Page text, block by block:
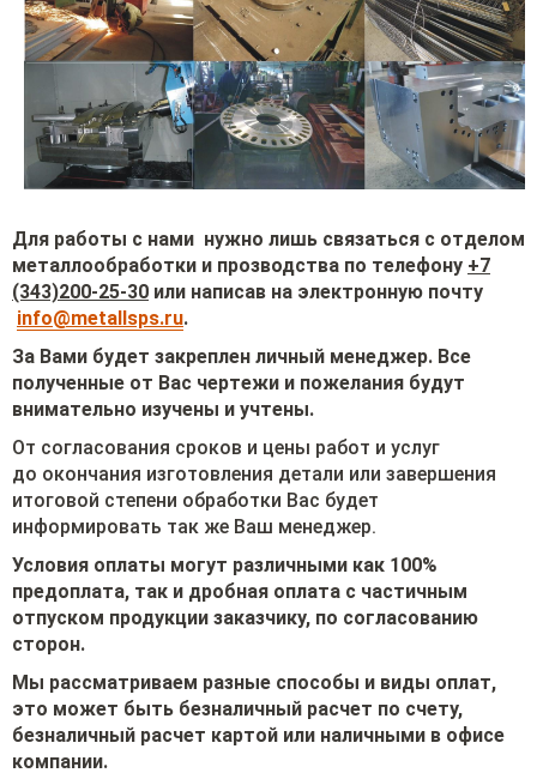
Для работы с нами нужно лишь связаться с отделом
металлообработки и прозводства по телефону +7
(343)200-25-30 или написав на электронную почту
info@metallsps.ru.
За Вами будет закреплен личный менеджер. Все
полученные от Вас чертежи и пожелания будут
внимательно изучены и учтены.
От согласования сроков и цены работ и услуг
до окончания изготовления детали или завершения
итоговой степени обработки Вас будет
информировать так же Ваш менеджер.
Условия оплаты могут различными как 100%
предоплата, так и дробная оплата с частичным
отпуском продукции заказчику, по согласованию
сторон.
Мы рассматриваем разные способы и виды оплат,
это может быть безналичный расчет по счету,
безналичный расчет картой или наличными в офисе
компании.